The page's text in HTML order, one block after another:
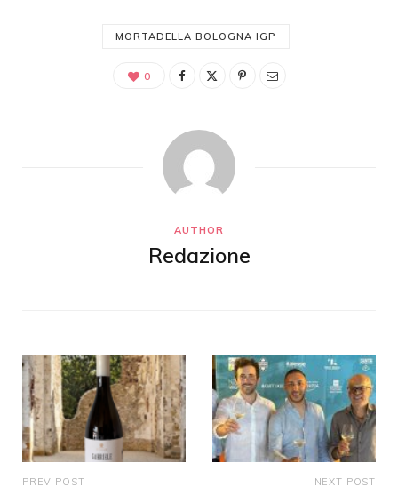
MORTADELLA BOLOGNA IGP
0
AUTHOR
Redazione
PREV POST NEXT POST